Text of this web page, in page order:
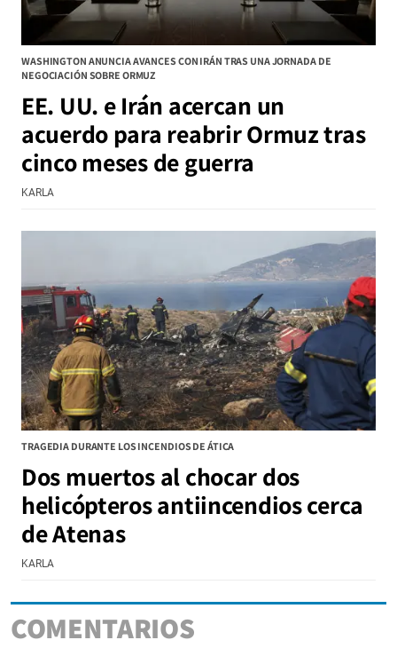
WASHINGTON ANUNCIA AVANCES CON IRÁN TRAS UNA JORNADA DE
NEGOCIACIÓN SOBRE ORMUZ
EE. UU. e Irán acercan un
acuerdo para reabrir Ormuz tras
cinco meses de guerra
KARLA
TRAGEDIA DURANTE LOS INCENDIOS DE ÁTICA
Dos muertos al chocar dos
helicópteros antiincendios cerca
de Atenas
KARLA
COMENTARIOS